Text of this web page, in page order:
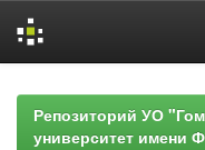
navigationРепозиторий УО
университет имени